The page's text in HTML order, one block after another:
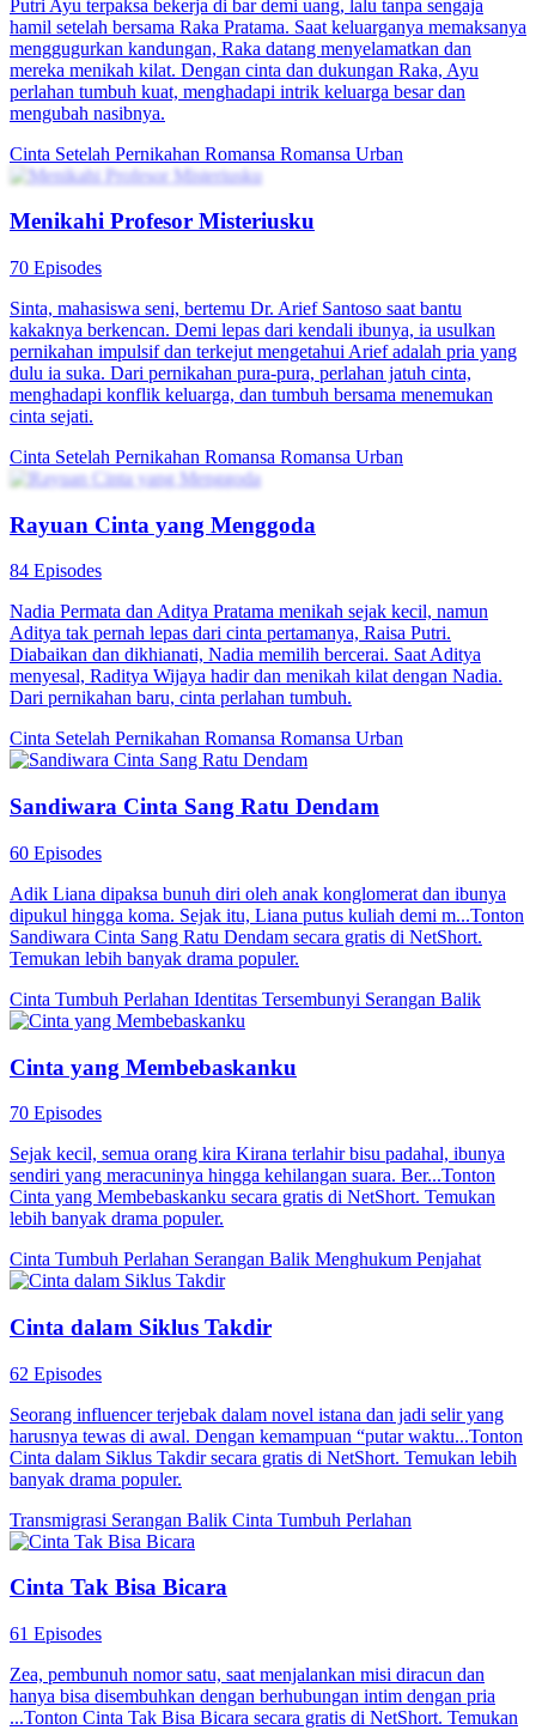
Terbelenggu dalam Pelukannya
71 Episodes
Menjadi yatim piatu di usia muda, Jian Qing tumbuh di bawah
kekerasan bibi dan pamannya. Di perguruan tinggi, dia dirundung
sampai CEO Fu Hansheng menyelamatkannya dari kehidupan yang
menyedihkan. Cinta perlahan tumbuh di antara mereka, dan
keduanya akhirnya menghabiskan hidup bersama.
Kesempatan KeduaDimanjakan